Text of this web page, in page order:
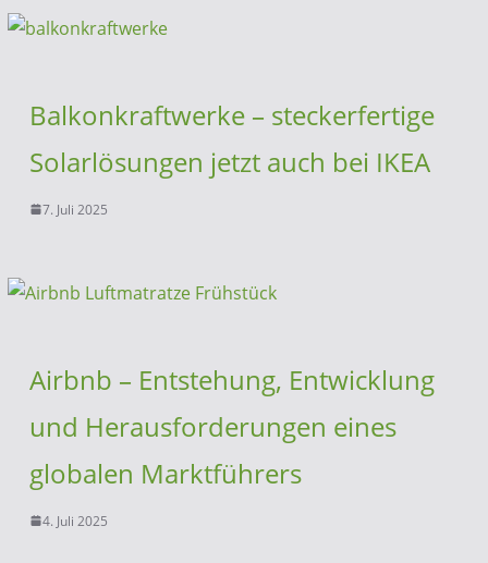
Balkonkraftwerke – steckerfertige
Solarlösungen jetzt auch bei IKEA
7. Juli 2025
Airbnb – Entstehung, Entwicklung
und Herausforderungen eines
globalen Marktführers
4. Juli 2025